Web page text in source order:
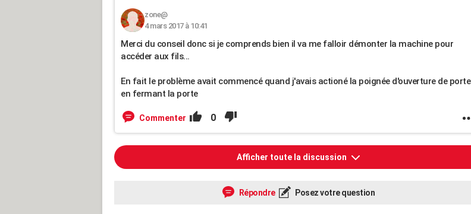
zone@
4 mars 2017 à 10:41
Merci du conseil donc si je comprends bien il va me falloir démonter la machine pour
accéder aux fils...
En fait le problème avait commencé quand j'avais actioné la poignée d'ouverture de porte
en fermant la porte
Commenter 0
Afficher toute la discussion
Répondre Posez votre question